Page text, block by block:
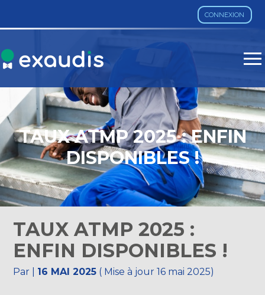
CONNEXION
Aller
TAUX ATMP 2025 : ENFIN
DISPONIBLES !
TAUX ATMP 2025 :
ENFIN DISPONIBLES !
Par 16 MAI 2025 ( Mise à jour 16 mai 2025)